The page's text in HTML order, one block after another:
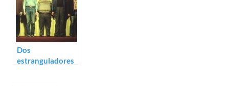
Dos
estranguladores